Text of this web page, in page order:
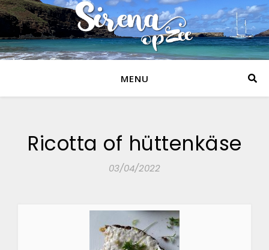
MENU
Ricotta of hüttenkäse
03/04/2022